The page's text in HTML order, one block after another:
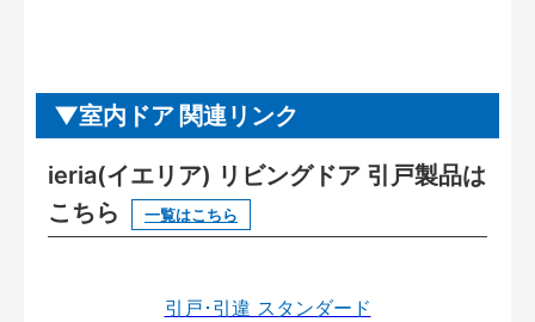
室内ドア 関連リンク
ieria(イエリア) リビングドア 引戸製品は
こちら
一覧はこちら
引戸･引違 スタンダード